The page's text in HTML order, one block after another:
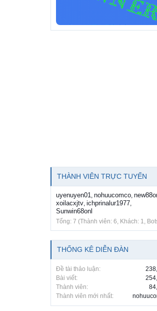
THÀNH VIÊN TRỰC TUYẾN
uyenuyen01 , nohuucomco,
xoilacxjtv, ichprinalur1977,
Sunwin68onl
Tổng: 7 (Thành viên: 6, Khách: 1,
THỐNG KÊ DIỄN ĐÀN
Đề tài thảo luận:
Bài viết:
Thành viên:
Thành viên mới nhất: